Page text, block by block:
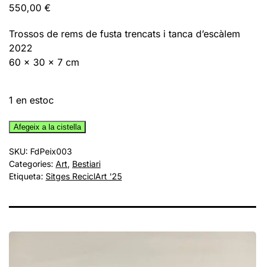
550,00 €
Trossos de rems de fusta trencats i tanca d’escàlem
2022
60 x 30 x 7 cm
1 en estoc
quantitat
Blau-
Verd,
de
de
Afegeix a la cistella
SKU: FdPeix003
Categories: Art, Bestiari
Etiqueta: Sitges ReciclArt '25